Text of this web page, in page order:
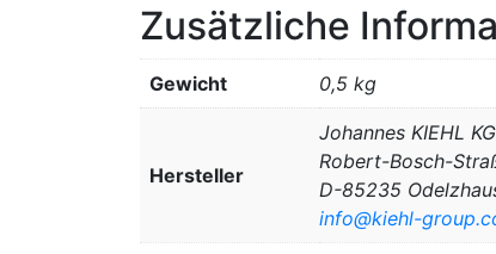
Zusätzliche
Gewicht 0,5 kg
Hersteller
Johannes KIEHL KG
Robert-Bosch-
D-85235
info@kiehl-